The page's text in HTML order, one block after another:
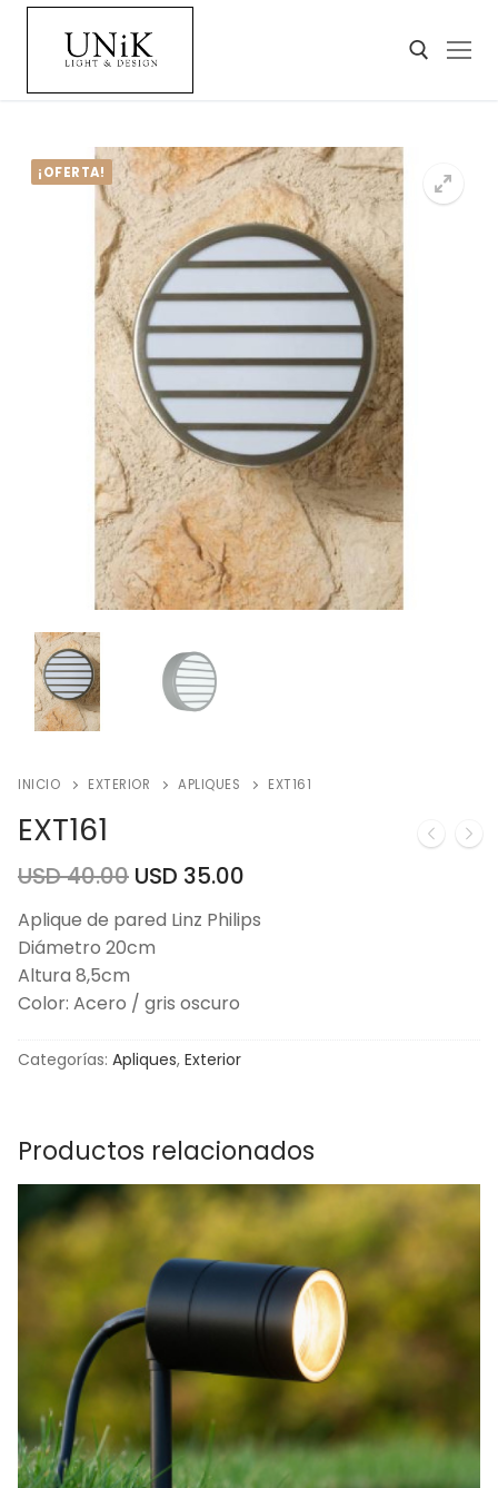
¡OFERTA!
INICIO EXTERIOR APLIQUES EXT161
EXT161
USD40.00 USD 35.00
Aplique de pared Linz Philips
Diámetro 20cm
Altura 8,5cm
Color: Acero / gris oscuro
Categorías: Apliques, Exterior
Productos relacionados